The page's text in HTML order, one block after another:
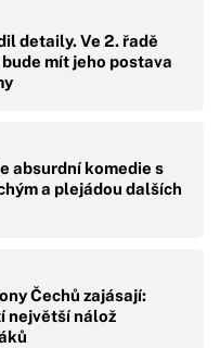
detaily. Ve 2. řadě
mít jeho postava
absurdní komedie s
a plejádou dalších
Čechů zajásají:
největší nálož